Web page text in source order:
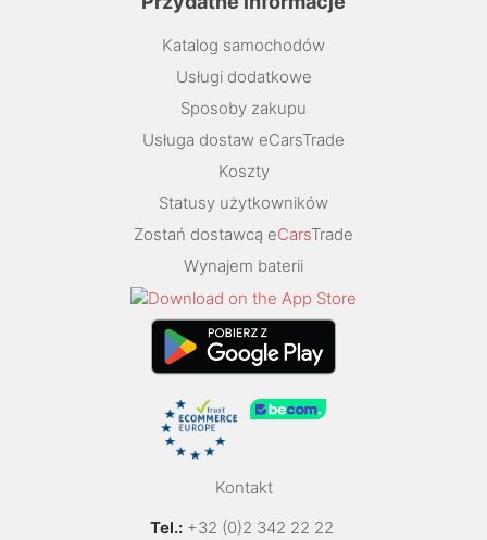
Katalog samochodów
Usługi dodatkowe
Sposoby zakupu
Usługa dostaw eCarsTrade
Koszty
Statusy użytkowników
Zostań dostawcą eCarsTrade
Wynajem baterii
Kontakt
Tel.: +32 (0)2 342 22 22